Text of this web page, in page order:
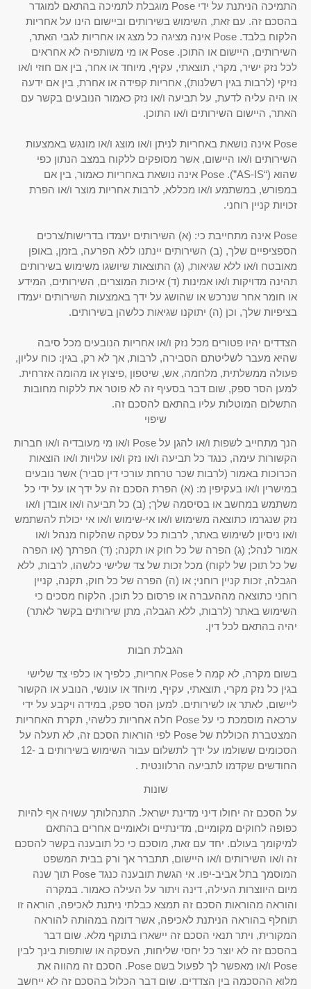
התמיכה הניתנת על ידי Pose מוגבלת לתמיכה בהתאם למוגדר
בהסכם זה. עם זאת, השימוש בשירותים וביישום הינו על אחריות
הלקוח בלבד. Pose אינה מציגה כל מצג או אחריות לגבי האתר,
השירותים, היישום או התוכן. Pose או מי משותפיה לא אחראים
לכל נזק ישיר, מקרי, תוצאתי, עקיף, מיוחד או אחר, בין אם חוזי ו/או
נזיקי (לרבות בגין רשלנות), אחריות קפידה או אחרת, בין אם ידעה
או היה עליה לדעת, על תביעה ו/או נזק כאמור הנובעים בקשר עם
האתר, היישום השירותים ו/או התוכן.
Pose אינה נושאת באחריות לניתן ו/או מוצג ו/או מונגש באמצעות
השירותים ו/או היישום, אשר מסופקים ללקוח במצב הנתון כפי
שהוא (“AS-IS”). Pose אינה נושאת באחריות כאמור, בין אם
במפורש, במשתמע ו/או מכללא, לרבות אחריות מוצר ו/או הפרת
זכויות קניין רוחני.
Pose אינה מתחייבת כי: (א) השירותים יעמדו בדרישות/צרכים
הספציפיים שלך, (ב) השירותים יינתנו ללא הפרעה, בזמן, באופן
מאובטח ו/או ללא שגיאות, (ג) התוצאות שיושגו משימוש בשירותים
תהינה מדויקות ו/או אמינות (ד) איכות המוצרים, השירותים, המידע
או חומר אחר שנרכש או שהושג על ידך באמצעות השירותים יעמדו
בציפיות שלך, וכן (ה) יתוקנו שגיאות כלשהן בשירותים.
הצדדים יהיו פטורים מכל נזק ו/או אחריות הנובעים מכל סיבה
שהיא מעבר לשליטתם הסבירה, לרבות, אך לא רק, בגין: כוח עליון,
פעולה ממשלתית, מלחמה, אש, שיטפון ,פיצוץ או מהומה אזרחית.
למען הסר ספק, שום דבר בסעיף זה לא פוטר את ללקוח מחובות
התשלום המוטלות עליו בהתאם להסכם זה.
שיפוי
הנך מתחייב לשפות ו/או להגן על Pose ו/או מי מעובדיה ו/או חברות
הקשורות עימה, כנגד כל תביעה ו/או נזק ו/או עלויות ו/או הוצאות
הכרוכות באמור (לרבות שכר טרחת עורכי דין סביר) אשר נובעים
במישרין ו/או בעקיפין מ: (א) הפרת הסכם זה על ידך או על ידי כל
משתמש במחשב או בסיסמה שלך; (ב) כל תביעה ו/או אובדן ו/או
נזק שנגרמו כתוצאה משימוש ו/או אי-שימוש ו/או אי יכולת להשתמש
ו/או ניסיון לשימוש באתר, לרבות כל עסקה שהלקוח מנהל ו/או
אמור לנהל; (ג) הפרה של כל חוק או תקנה; (ד) הפרתך (או הפרה
של כל תוכן של לקוח) מכל זכות של צד שלישי כלשהו, ​​לרבות, ללא
הגבלה, זכות קניין רוחני; או (ה) הפרה של כל חוק, תקנה, קניין
רוחני כתוצאה מההעברה או פרסום כל תוכן. הלקוח מסכים כי
השימוש באתר (לרבות, ללא הגבלה, מתן שירותים בקשר לאתר)
יהיה בהתאם לכל דין.
הגבלת חבות
בשום מקרה, לא קמה ל Pose אחריות, כלפיך או כלפי צד שלישי
בגין כל נזק מקרי, תוצאתי, עקיף, מיוחד או עונשי, הנובע או הקשור
ליישום, לאתר או לשירותים. למען הסר ספק, במידה ויקבע על ידי
ערכאה מוסמכת כי על Pose חלה אחריות כלשהי, תקרת האחריות
המצטברת הכוללת של Pose לפי הוראות הסכם זה, לא תעלה על
הסכומים ששולמו על ידך לתשלום עבור השימוש בשירותים ב -12
החודשים שקדמו לתביעה הרלוונטית .
שונות
על הסכם זה יחולו דיני מדינת ישראל. התנהלותך עשויה אף להיות
כפופה לחוקים מקומיים, מדינתיים ולאומיים אחרים בהתאם
למיקומך בעולם. יחד עם זאת, מוסכם כי כל תובענה בקשר להסכם
זה ו/או השירותים ו/או היישום, תתברר אך ורק בבית המשפט
המוסמך בתל אביב-יפו. אי הגשת תובענה כנגד Pose תוך שנה
מיום היווצרות העילה, דינה ויתור על העילה כאמור. במקרה
והוראה מהוראות הסכם זה תמצא כבלתי ניתנת לאכיפה, הוראה זו
תוחלף בהוראה הניתנת לאכיפה, אשר דומה במהותה להוראה
המקורית, ויתר תנאי הסכם זה יישארו בתוקף מלא. שום דבר
בהסכם זה לא יוצר כל יחסי שליחות, העסקה או שותפות בינך לבין
Pose ו/או מאפשר לך לפעול בשם Pose. הסכם זה מהווה את
מלוא ההסכמה בין הצדדים. שום דבר הכלול בהסכם זה לא ייחשב